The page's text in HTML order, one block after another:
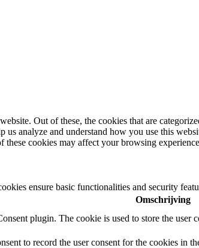
Out of these, the cookies that are
analyze and understand how you use this
cookies may affect your browsing
ensure basic functionalities and security
Omschrijving
plugin. The cookie is used to store the user
to record the user consent for the cookies in